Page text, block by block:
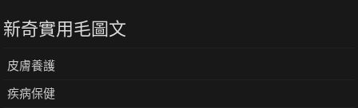
新奇實用毛圖文
皮膚養護
疾病保健